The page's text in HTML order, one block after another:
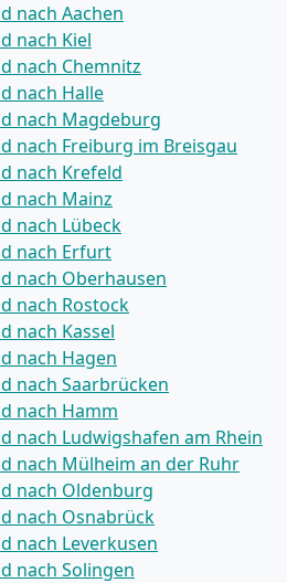
nach Aachen
nach Kiel
nach Chemnitz
nach Halle
nach Magdeburg
nach Freiburg im Breisgau
nach Krefeld
nach Mainz
nach Lübeck
nach Erfurt
nach Oberhausen
nach Rostock
nach Kassel
nach Hagen
nach Saarbrücken
nach Hamm
nach Ludwigshafen am Rhein
nach Mülheim an der Ruhr
nach Oldenburg
nach Osnabrück
nach Leverkusen
nach Solingen